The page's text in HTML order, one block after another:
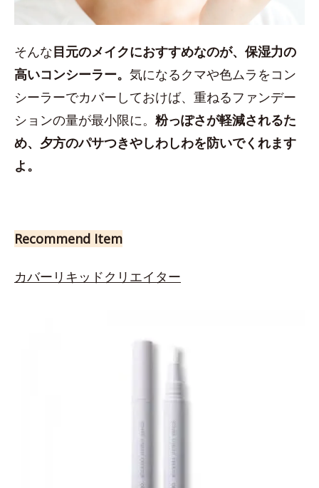
そんな目元のメイクにおすすめなのが、保湿力の
高いコンシーラー。 気になるクマや色ムラをコン
シーラーでカバーしておけば、重ねるファンデー
ションの量が最小限に。 粉っぽさが軽減されるた
め、夕方のパサつきやしわしわを防いでくれます
よ。
Recommend Item
カバーリキッドクリエイター